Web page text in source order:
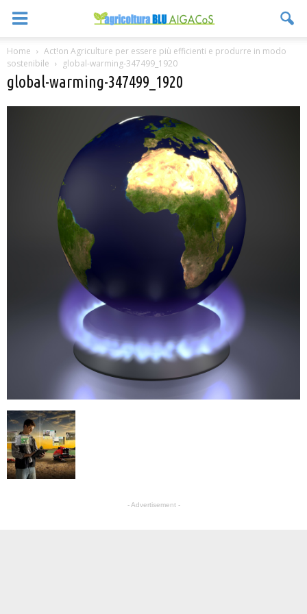
Home
Act!on Agriculture per essere più efficienti e produrre in modo
sostenibile
global-warming-347499_1920
global-warming-347499_1920
- Advertisement -